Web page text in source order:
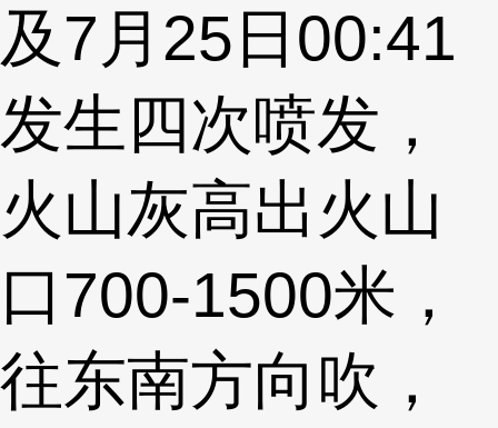
及7月25日00:41
发生四次喷发，
火山灰高出火山
口700-1500米，
往东南方向吹，